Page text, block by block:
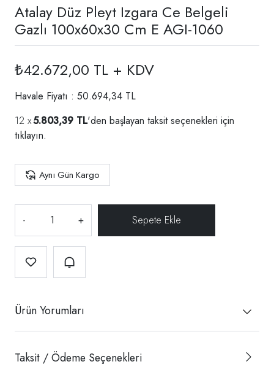
Atalay Düz Pleyt Izgara Ce Belgeli
Gazlı 100x60x30 Cm E AGI-1060
₺42.672,00 TL + KDV
Havale Fiyatı : 50.694,34 TL
5.803,39 TL'den başlayan taksit seçenekleri için
tıklayın.
Aynı Gün Kargo
- +
Ürün Yorumları
Taksit / Ödeme Seçenekleri